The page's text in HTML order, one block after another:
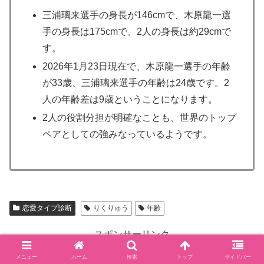
三浦璃来選手の身長が146cmで、木原龍一選
手の身長は175cmで、2人の身長は約29cmで
す。
2026年1月23日現在で、木原龍一選手の年齢
が33歳、三浦璃来選手の年齢は24歳です。2
人の年齢差は9歳ということになります。
2人の役割分担が明確なことも、世界のトップ
ペアとしての強みなっているようです。
恋愛タイプ診断 りくりゅう 年齢
スポンサーリンク
メニュー ホーム 検索 トップ サイドバー